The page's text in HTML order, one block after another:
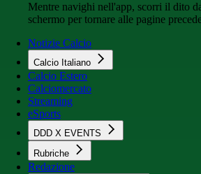
Mentre navighi nell'app, scorri il dito
schermo per tornare alle pagine
Notizie Calcio
Calcio Italiano
Calcio Estero
Calciomercato
Streaming
eSports
DDD X EVENTS
Rubriche
Redazione